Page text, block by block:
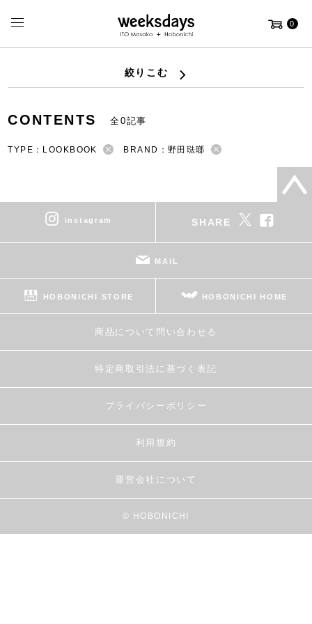
0
絞りこむ
CONTENTS 全0記事
TYPE：LOOKBOOK BRAND：野田琺瑯
instagram SHARE
MAIL
HOBONICHI STORE HOBONICHI HOME
商品について問い合わせる
特定商取引法に基づく表記
プライバシーポリシー
利用規約
運営会社について
© HOBONICHI